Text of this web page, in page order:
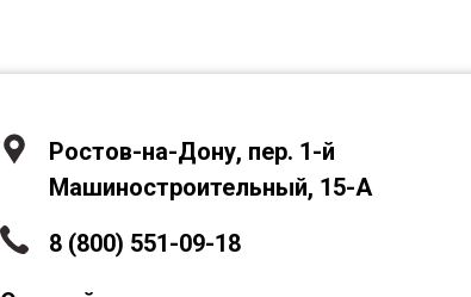
Ростов-на-Дону, пер. 1-й
Машиностроительный, 15-А
8 (800) 551-09-18